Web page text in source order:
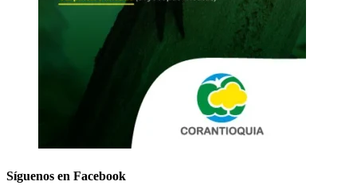
Síguenos en Facebook